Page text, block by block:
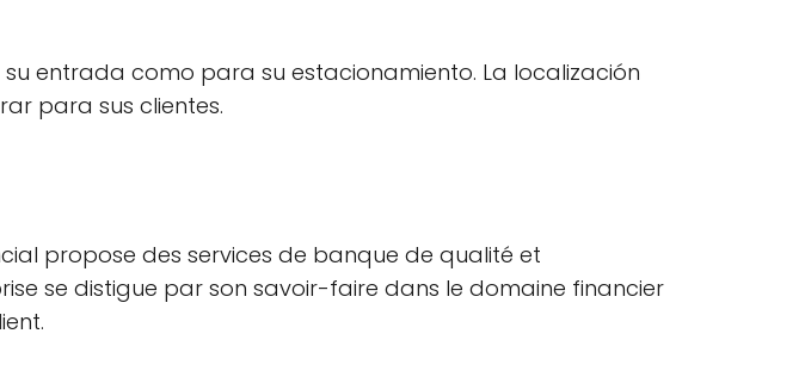
entrada como para su estacionamiento. La localización
para sus clientes.
propose des services de banque de qualité et
se distigue par son savoir-faire dans le domaine financier